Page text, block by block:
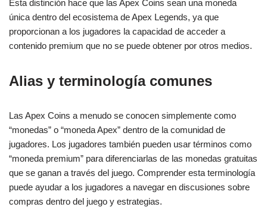
Esta distinción hace que las Apex Coins sean una moneda
única dentro del ecosistema de Apex Legends, ya que
proporcionan a los jugadores la capacidad de acceder a
contenido premium que no se puede obtener por otros medios.
Alias y terminología comunes
Las Apex Coins a menudo se conocen simplemente como
“monedas” o “moneda Apex” dentro de la comunidad de
jugadores. Los jugadores también pueden usar términos como
“moneda premium” para diferenciarlas de las monedas gratuitas
que se ganan a través del juego. Comprender esta terminología
puede ayudar a los jugadores a navegar en discusiones sobre
compras dentro del juego y estrategias.